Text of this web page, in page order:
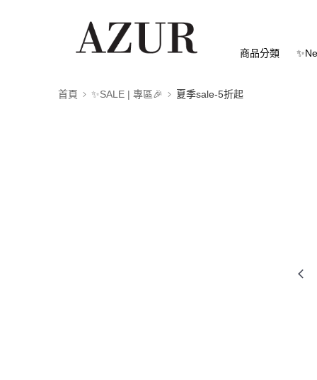
商品分類
首頁 ✨SALE | 專區🎉 夏季sale-5折起